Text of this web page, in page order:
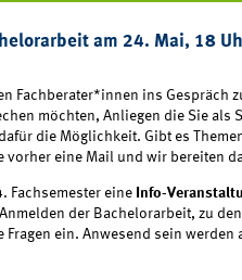
am 24. Mai, 18
Fachberater*innen ins Gespräch
möchten, Anliegen die Sie als
die Möglichkeit. Gibt es
eine Mail und wir bereiten
Fachsemester eineInfo-
der Bachelorarbeit, zu
ein. Anwesend sein werden